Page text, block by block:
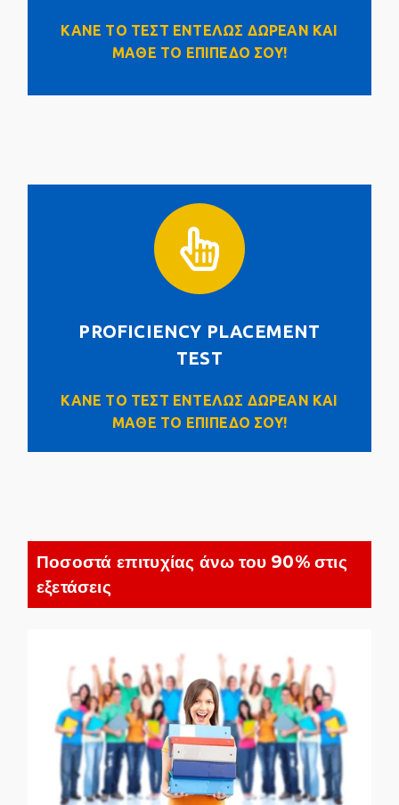
ΚΑΝΕ ΤΟ ΤΕΣΤ ΕΝΤΕΛΩΣ ΔΩΡΕΑΝ ΚΑΙ
ΜΑΘΕ ΤΟ ΕΠΙΠΕΔΟ ΣΟΥ!
PROFICIENCY PLACEMENT
TEST
ΚΑΝΕ ΤΟ ΤΕΣΤ ΕΝΤΕΛΩΣ ΔΩΡΕΑΝ ΚΑΙ
ΜΑΘΕ ΤΟ ΕΠΙΠΕΔΟ ΣΟΥ!
PROFICIENCY PLACEMENT TEST
Click Here
Ποσοστά επιτυχίας άνω του 90% στις
εξετάσεις